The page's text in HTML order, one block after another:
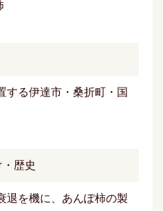
する伊達市・桑折町・国
歴史
退を機に、あんぽ柿の製